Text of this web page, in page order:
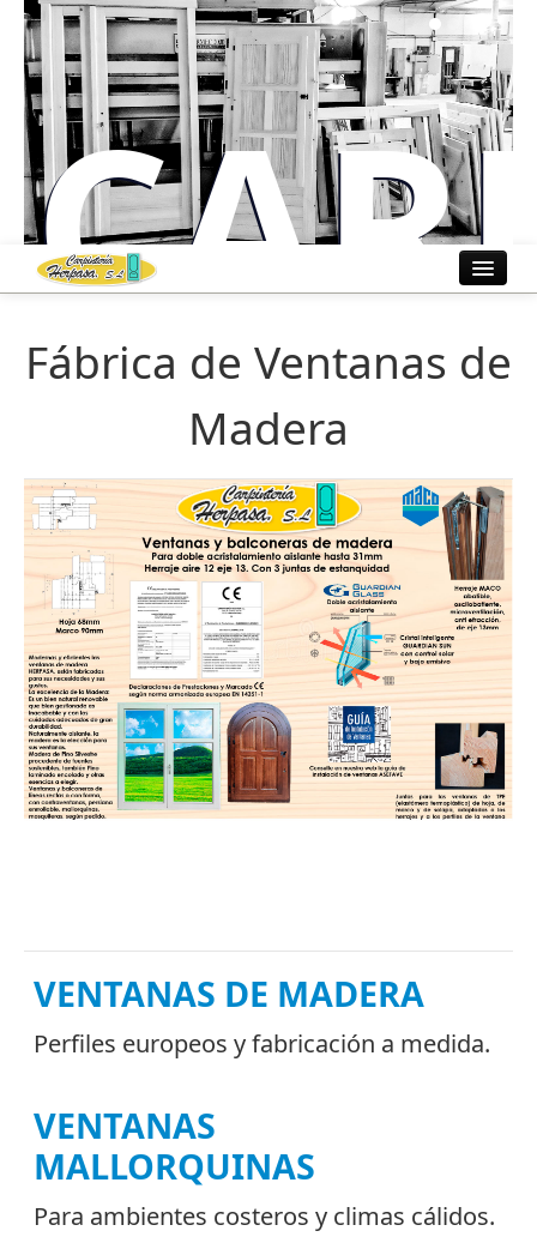
A
Trabajos
Información
Contacto
Fábrica de Ventanas de
Madera
VENTANAS DE MADERA
Perfiles europeos y fabricación a medida.
VENTANAS
MALLORQUINAS
Para ambientes costeros y climas cálidos.